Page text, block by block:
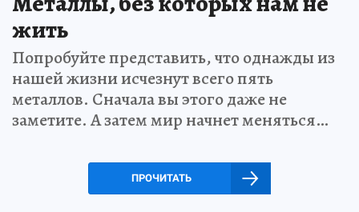
жить
Попробуйте представить, что однажды из
нашей жизни исчезнут всего пять
металлов. Сначала вы этого даже не
заметите. А затем мир начнет меняться…
ПРОЧИТАТЬ